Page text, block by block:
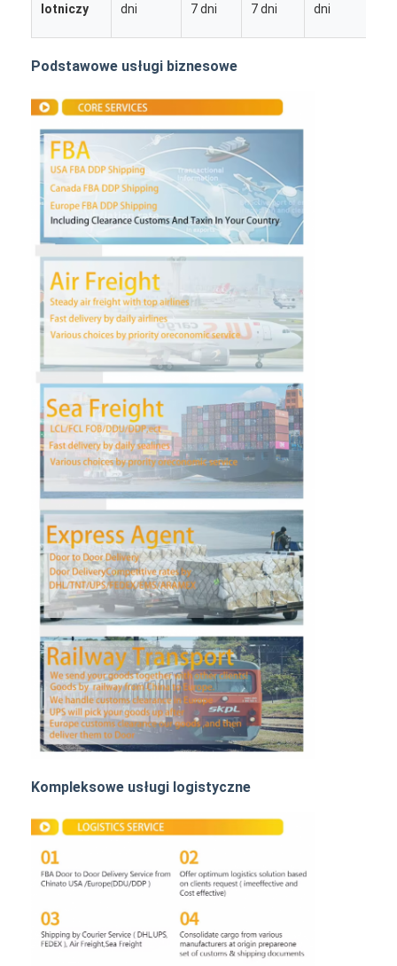
Dom
Produkty
O nas
Wycieczka po fabryce
Kontrola jakości
Skontaktuj się z nami
Rozmawiaj teraz.
Spedycja Międzynarodowa
Spedycja lotnicza
Fracht morski
Dostawa DDP z Chin
ekspresowa WYSYŁKA
Transport kolejowy
Wyślij do Amazonu
Transport ciężarowy
Usługa magazynowania
lotniczy
dni
7 dni
7 dni
dni
Podstawowe usługi biznesowe
Kompleksowe usługi logistyczne